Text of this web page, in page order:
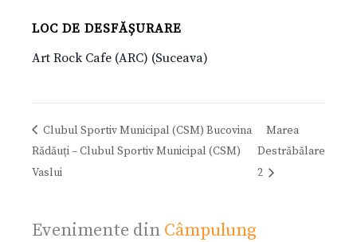
LOC DE DESFĂȘURARE
Art Rock Cafe (ARC) (Suceava)
Clubul Sportiv Municipal (CSM) Bucovina
Rădăuți – Clubul Sportiv Municipal (CSM)
Vaslui
Marea
Destrăbălare
2
Evenimente din Câmpulung